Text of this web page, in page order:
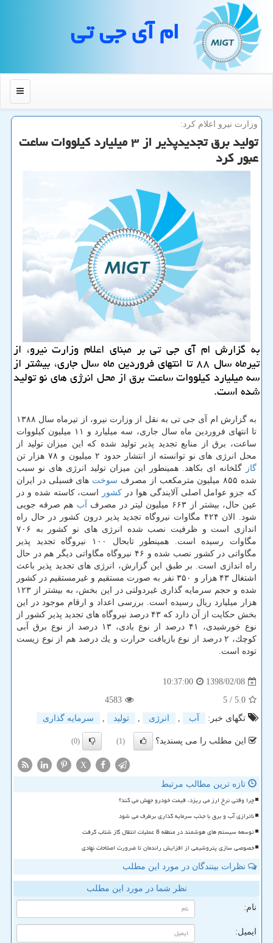
ام آی جی تی
منو
وزارت نیرو اعلام كرد:
تولید برق تجدیدپذیر از ۳ میلیارد كیلووات ساعت
عبور كرد
به گزارش ام آی جی تی بر مبنای اعلام وزارت نیرو، از
تیرماه سال ۸۸ تا انتهای فروردین ماه سال جاری، بیشتر از
سه میلیارد كیلووات ساعت برق از محل انرژی های نو تولید
شده است.
به گزارش ام آی جی تی به نقل از وزارت نیرو، از تیرماه سال ۱۳۸۸
تا انتهای فروردین ماه سال جاری، سه میلیارد و ۱۱ میلیون كیلووات
ساعت، برق از منابع تجدید پذیر تولید شده كه این میزان تولید از
محل انرژی های نو توانسته از انتشار حدود ۲ میلیون و ۷۸ هزار تن
گاز
گلخانه ای بكاهد. همینطور این میزان تولید انرژی های نو سبب
شده ۸۵۵ میلیون مترمكعب از مصرف
سوخت های فسیلی در ایران
كه جزو عوامل اصلی آلایندگی هوا در كشور
است، كاسته شده و در
عین حال، بیشتر از ۶۶۳ میلیون لیتر در مصرف
آب هم صرفه جویی
شود. الان ۴۲۴ مگاوات نیروگاه تجدید پذیر درون كشور در حال راه
اندازی است و ظرفیت نصب شده انرژی های نو كشور به ۷۰۶
مگاوات رسیده است. همینطور تابحال ۱۰۰ نیروگاه تجدید پذیر
مگاواتی در كشور نصب شده و ۴۶ نیروگاه مگاواتی دیگر هم در حال
راه اندازی است. بر طبق این گزارش، انرژی های تجدید پذیر باعث
اشتغال ۴۳ هزار و ۳۵۰ نفر به صورت مستقیم و غیرمستقیم در كشور
شده و حجم سرمایه گذاری غیردولتی در این بخش، به بیشتر از ۱۲۳
هزار میلیارد ریال رسیده است. بررسی اعداد و ارقام موجود در این
بخش حكایت از آن دارد كه ۴۳ درصد نیروگاه های تجدید پذیر كشور از
نوع خورشیدی، ۴۱ درصد از نوع بادی، ۱۳ درصد از نوع برق آبی
كوچك، ۲ درصد از نوع بازیافت حرارت و یك درصد هم از نوع زیست
توده است.
1398/02/08
10:37:00
5.0
/ 5
4583
تگهای خبر:
آب , انرژی , تولید , سرمایه گذاری
این مطلب را می پسندید؟ (1)
(0)
X
تازه ترین مطالب مرتبط
چرا وقتی نرخ ارز می ریزد، قیمت خودرو جهش می کند؟
ناترازی آب و برق با جذب سرمایه گذاری برطرف می شود
توسعه سیستم های هوشمند در منطقه 8 عملیات انتقال گاز شتاب گرفت
خصوصی سازی پتروشیمی از افزایش راندمان تا ضرورت اصلاحات نهادی
نظرات بینندگان در مورد این مطلب
نظر شما در مورد این مطلب
نام:
ایمیل: